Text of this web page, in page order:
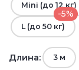
Mini (до 12 кг)
-5%
L (до 50 кг)
Длина: 3 м